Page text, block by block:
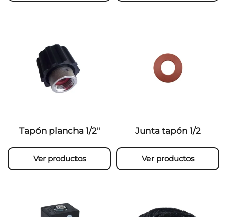
Tapón plancha 1/2″
Ver productos
Junta tapón 1/2
Ver productos